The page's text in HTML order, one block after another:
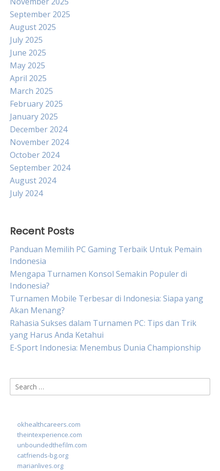
September 2025
August 2025
July 2025
June 2025
May 2025
April 2025
March 2025
February 2025
January 2025
December 2024
November 2024
October 2024
September 2024
August 2024
July 2024
Recent Posts
Panduan Memilih PC Gaming Terbaik Untuk Pemain
Indonesia
Mengapa Turnamen Konsol Semakin Populer di
Indonesia?
Turnamen Mobile Terbesar di Indonesia: Siapa yang
Akan Menang?
Rahasia Sukses dalam Turnamen PC: Tips dan Trik
yang Harus Anda Ketahui
E-Sport Indonesia: Menembus Dunia Championship
Search
for:
okhealthcareers.com
theintexperience.com
unboundedthefilm.com
catfriends-bg.org
marianlives.org